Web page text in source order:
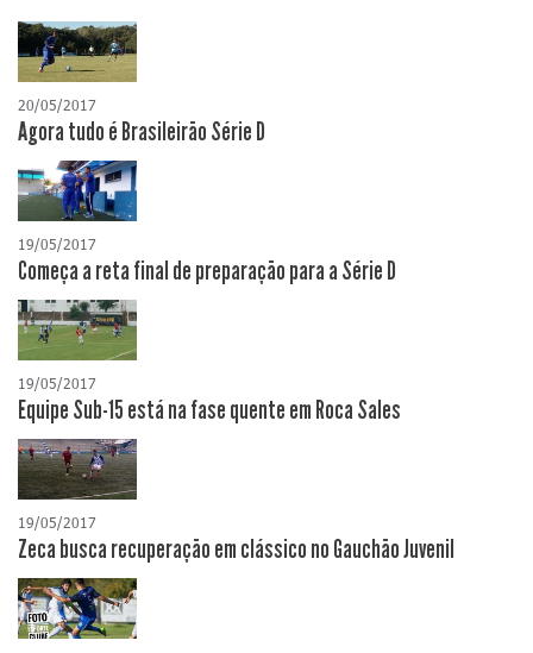
20/05/2017
Agora tudo é Brasileirão Série D
19/05/2017
Começa a reta final de preparação para a Série D
19/05/2017
Equipe Sub-15 está na fase quente em Roca Sales
19/05/2017
Zeca busca recuperação em clássico no Gauchão Juvenil